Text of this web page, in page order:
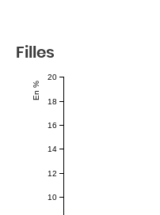
Filles
En %
10
12
14
16
18
20